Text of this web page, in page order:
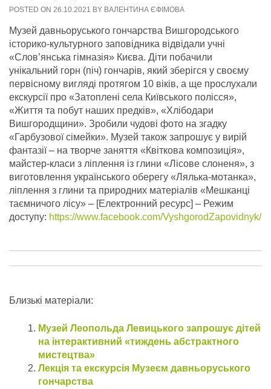
POSTED ON 26.10.2021 BY ВАЛЕНТИНА ЄФІМОВА
Музей давньоруського гончарства Вишгородського
історико-культурного заповідника відвідали учні
«Слов’янська гімназія» Києва. Діти побачили
унікальний горн (піч) гончарів, який зберігся у своєму
первісному вигляді протягом 10 віків, а ще прослухали
екскурсії про «Затоплені села Київського полісся»,
«Життя та побут наших предків», «Хлібодари
Вишгородщини». Зробили чудові фото на згадку
«Гарбузової сімейки». Музей також запрошує у вирій
фантазії – на творче заняття «Квіткова композиція»,
майстер-класи з ліплення із глини «Лісове слоненя», з
виготовлення українського оберегу «Лялька-мотанка»,
ліплення з глини та природних матеріалів «Мешканці
таємничого лісу» – [Електронний ресурс] – Режим
доступу: https://www.facebook.com/VyshgorodZapovidnyk/
Близькі матеріали:
Музей Леопольда Левицького запрошує дітей
на інтерактивний «тиждень абстрактного
мистецтва»
Лекція та екскурсія Музеєм давньоруського
гончарства